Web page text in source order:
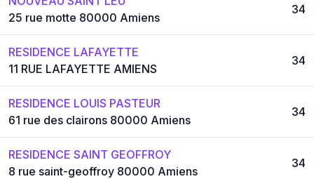
25 rue motte 80000 Amiens
34
RESIDENCE LAFAYETTE
11 RUE LAFAYETTE AMIENS
34
RESIDENCE LOUIS PASTEUR
61 rue des clairons 80000 Amiens
34
RESIDENCE SAINT GEOFFROY
8 rue saint-geoffroy 80000 Amiens
34